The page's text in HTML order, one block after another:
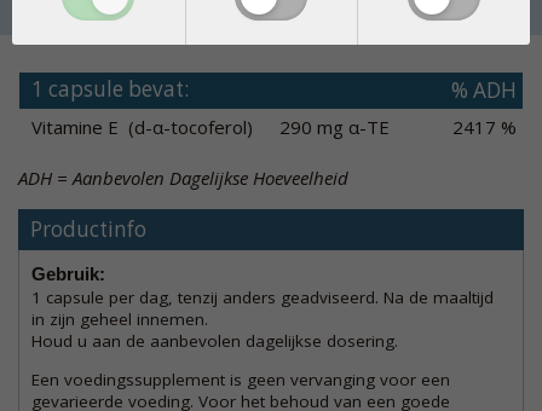
1 capsule bevat: % ADH
Vitamine E (d-α-tocoferol) 290 mg α-TE 2417 %
ADH = Aanbevolen Dagelijkse Hoeveelheid
Productinfo
Gebruik:
1 capsule per dag, tenzij anders geadviseerd. Na de maaltijd
in zijn geheel innemen.
Houd u aan de aanbevolen dagelijkse dosering.
Een voedingssupplement is geen vervanging voor een
gevarieerde voeding. Voor het behoud van een goede